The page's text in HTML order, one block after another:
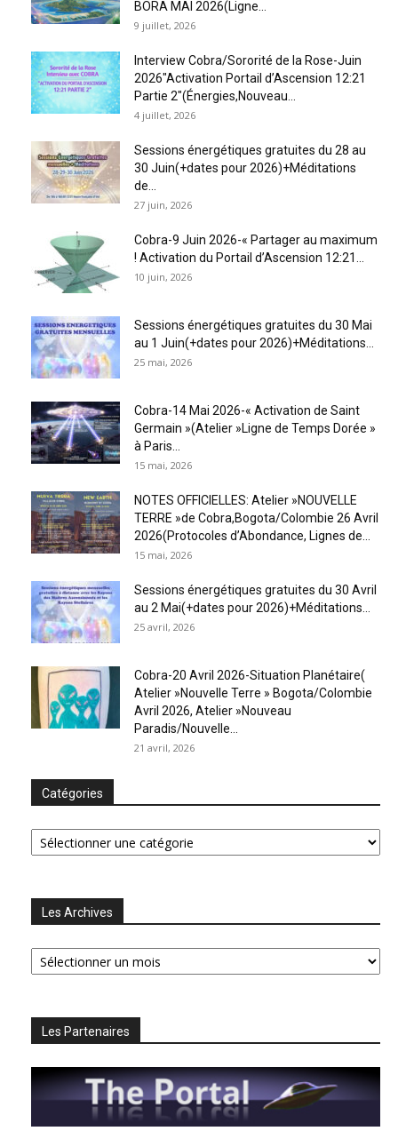
BORA MAI 2026(Ligne...
9 juillet, 2026
Interview Cobra/Sororité de la Rose-Juin
2026″Activation Portail d’Ascension 12:21
Partie 2″(Énergies,Nouveau...
4 juillet, 2026
Sessions énergétiques gratuites du 28 au
30 Juin(+dates pour 2026)+Méditations
de...
27 juin, 2026
Cobra-9 Juin 2026-« Partager au maximum
! Activation du Portail d’Ascension 12:21...
10 juin, 2026
Sessions énergétiques gratuites du 30 Mai
au 1 Juin(+dates pour 2026)+Méditations...
25 mai, 2026
Cobra-14 Mai 2026-« Activation de Saint
Germain »(Atelier »Ligne de Temps Dorée »
à Paris...
15 mai, 2026
NOTES OFFICIELLES: Atelier »NOUVELLE
TERRE »de Cobra,Bogota/Colombie 26 Avril
2026(Protocoles d’Abondance, Lignes de...
15 mai, 2026
Sessions énergétiques gratuites du 30 Avril
au 2 Mai(+dates pour 2026)+Méditations...
25 avril, 2026
Cobra-20 Avril 2026-Situation Planétaire(
Atelier »Nouvelle Terre » Bogota/Colombie
Avril 2026, Atelier »Nouveau
Paradis/Nouvelle...
21 avril, 2026
Catégories
Catégories
Les Archives
Les
Archives
Les Partenaires